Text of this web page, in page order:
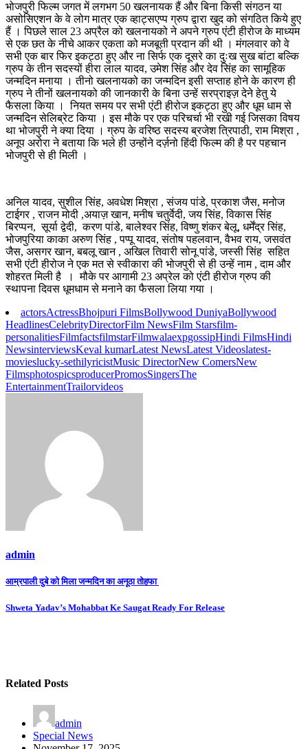
भोजपुरी फिल्म जगत में लगभग 50 खलनायक हैं और बिना किसी संगठन या
असोसिएशन के वे लोग मात्र एक व्हाट्सएप्प ग्रुप द्वारा खुद को संगठित किये हुए
हैं । पिछले साल 23 अप्रैल को खलनायको ने अपने ग्रुप एंटी हीरोज के माध्यम
से एक छत के नीचे आकर एकता को मजबूती प्रदान की थी । मंगलवार को वे
सभी एक बार फिर इकट्ठा हुए और ना सिर्फ एक दूसरे का दुःख सुख बांटा बल्कि
ग्रुप के तीन सदस्यों हीरा लाल यादव, उमेश सिंह और देव सिंह का सामूहिक
जन्मदिन मनाया । तीनो खलनायको का जन्मदिन इसी सप्ताह होने के कारण ही
ग्रुप ने तीनों खलनायको की जानकारी के बिना उन्हें सरप्राइज़ देने हेतु ये
फैसला किया । नियत समय पर सभी एंटी हीरोज इकट्ठा हुए और धूम धाम से
जन्मदिन सेलिब्रेट किया । इस मौके पर एक परिचर्चा भी रखी गई जिसका विषय
था भोजपुरी ने क्या दिया । ग्रुप के वरिष्ठ सदस्य ब्रजेश त्रिपाठी, राम मिश्रा ,
अनूप अरोरा ने बताया कि भले ही उन्होंने दर्ज़नो हिंदी फिल्म की है पर पहचान
भोजपुरी से ही मिली ।
अनिल यादव, सुशील सिंह, अवधेश मिश्रा , संजय पांडे, प्रकाश जैस, मनोज
टाईगर , राजन मोदी ,अयाज़ खान, मनीष चतुर्वेदी, जय सिंह, विकास सिंह
बिरप्पन, सूर्या द्वेदी, करण पांडे, बालेश्वर सिंह, विष्णु शंकर बेलू, धर्मेंद्र सिंह,
भोजपुरिया काका अरुण सिंह , पप्पू यादव, संतोष पहलवान, वैभव राय, जसवंत
जैस, असगर खान, बबलू खान , अखिल तिवारी सोनू पांडे, जस्सी सिंह सहित
सभी एंटी हीरोज ने एक मत से स्वीकारा की भोजपुरी से ही उन्हें नाम , दाम और
शोहरत मिली है । मौके पर आगामी 23 अप्रेल को एंटी हीरोज ग्रुप की
स्थापना दिवस धूमधाम से मनाने का फैसला लिया गया ।
actorsActressBhojpuri FilmsBollywood DuniyaBollywood
HeadlinesCelebrityDirectorFilm NewsFilm Starsfilm-
personalitiesFilmfactsfilmstarFilmwalaexpgossipHindi FilmsHindi
NewsinterviewsKeval kumarLatest NewsLatest Videoslatest-
movieslucky-sethilyricistMusic DirectorNew ComersNew
FilmsphotospicsproducerPromosSingersThe
EntertainmentTrailorvideos
admin
Post
navigation
आम्रपाली दुबे को मिला जन्मदिन का अनूठा तोहफा
Shweta Yadav’s Mohabbat Ke Saugat Ready For Release
Related Posts
admin
Special News